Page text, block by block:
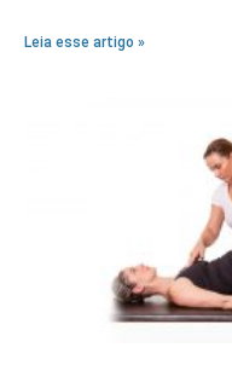
Leia esse artigo »